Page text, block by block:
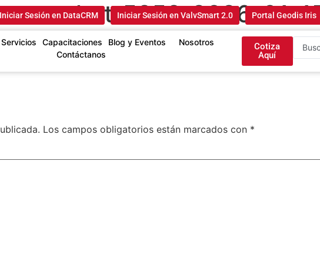
Iniciar Sesión en DataCRM Iniciar Sesión en ValvSmart 2.0 Portal Geodis Iris
Servicios Capacitaciones Blog y Eventos
Nosotros
Contáctanos
Cotiza
Aquí
01-
Los campos obligatorios están marcados con *